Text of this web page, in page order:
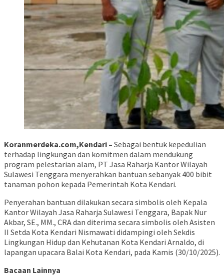
Koranmerdeka.com,Kendari – Sebagai bentuk kepedulian
terhadap lingkungan dan komitmen dalam mendukung
program pelestarian alam, PT Jasa Raharja Kantor Wilayah
Sulawesi Tenggara menyerahkan bantuan sebanyak 400 bibit
tanaman pohon kepada Pemerintah Kota Kendari.
Penyerahan bantuan dilakukan secara simbolis oleh Kepala
Kantor Wilayah Jasa Raharja Sulawesi Tenggara, Bapak Nur
Akbar, SE., MM., CRA dan diterima secara simbolis oleh Asisten
II Setda Kota Kendari Nismawati didampingi oleh Sekdis
Lingkungan Hidup dan Kehutanan Kota Kendari Arnaldo, di
lapangan upacara Balai Kota Kendari, pada Kamis (30/10/2025).
Bacaan Lainnya